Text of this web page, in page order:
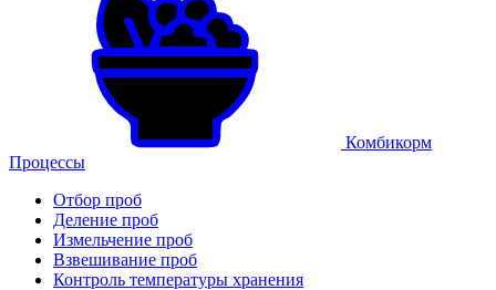
Комбикорм
Процессы
Отбор проб
Деление проб
Измельчение проб
Взвешивание проб
Контроль температуры хранения